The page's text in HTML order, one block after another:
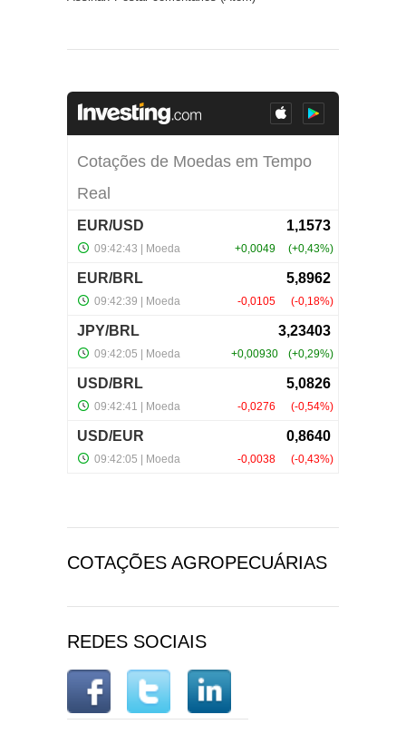
COTAÇÕES AGROPECUÁRIAS
REDES SOCIAIS